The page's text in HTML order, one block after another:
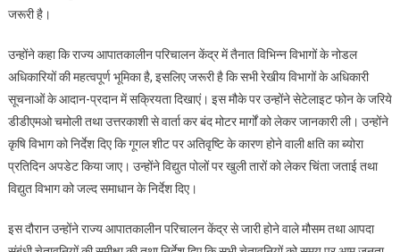
जरूरी है।
उन्होंने कहा कि राज्य आपातकालीन परिचालन केंद्र में तैनात विभिन्न विभागों के नोडल
अधिकारियों की महत्वपूर्ण भूमिका है, इसलिए जरूरी है कि सभी रेखीय विभागों के अधिकारी
सूचनाओं के आदान-प्रदान में सक्रियता दिखाएं। इस मौके पर उन्होंने सेटेलाइट फोन के जरिये
डीडीएमओ चमोली तथा उत्तरकाशी से वार्ता कर बंद मोटर मार्गों को लेकर जानकारी ली। उन्होंने
कृषि विभाग को निर्देश दिए कि गूगल शीट पर अतिवृष्टि के कारण होने वाली क्षति का ब्योरा
प्रतिदिन अपडेट किया जाए। उन्होंने विद्युत पोलों पर खुली तारों को लेकर चिंता जताई तथा
विद्युत विभाग को जल्द समाधान के निर्देश दिए।
इस दौरान उन्होंने राज्य आपातकालीन परिचालन केंद्र से जारी होने वाले मौसम तथा आपदा